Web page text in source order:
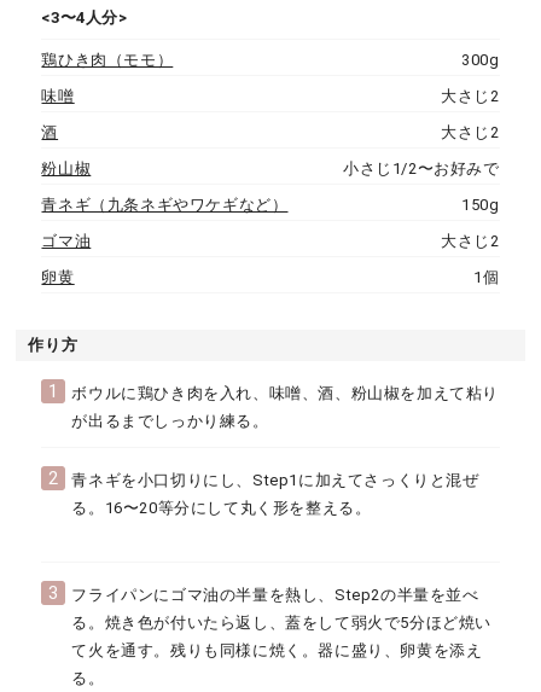
<3〜4人分>
鶏ひき肉（モモ）
300g
味噌
大さじ2
酒
大さじ2
粉山椒
小さじ1/2〜お好みで
青ネギ（九条ネギやワケギなど）
150g
ゴマ油
大さじ2
卵黄
1個
作り方
1
ボウルに鶏ひき肉を入れ、味噌、酒、粉山椒を加えて粘り
が出るまでしっかり練る。
2
青ネギを小口切りにし、Step1に加えてさっくりと混ぜ
る。16〜20等分にして丸く形を整える。
3
フライパンにゴマ油の半量を熱し、Step2の半量を並べ
る。焼き色が付いたら返し、蓋をして弱火で5分ほど焼い
て火を通す。残りも同様に焼く。器に盛り、卵黄を添え
る。